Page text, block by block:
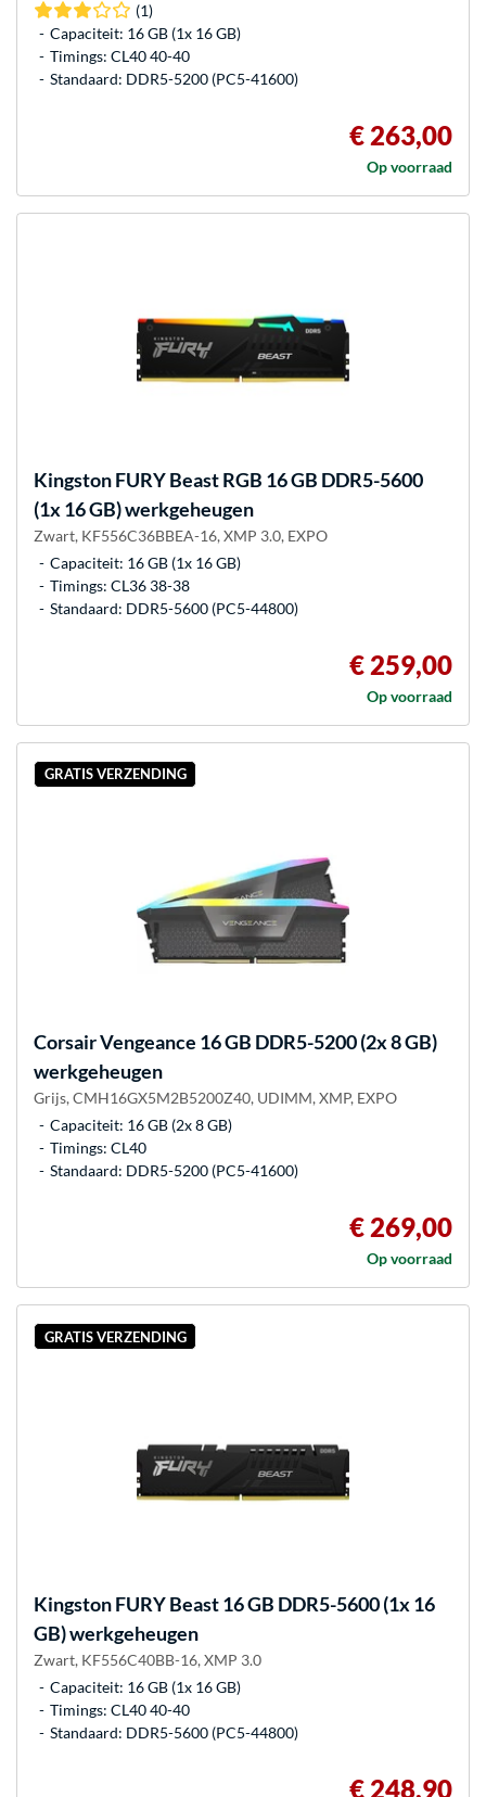
(1)
Capaciteit: 16 GB (1x 16 GB)
Timings: CL40 40-40
Standaard: DDR5-5200 (PC5-41600)
€ 263,00
Op voorraad
Kingston FURYBeast RGB 16 GB DDR5-5600
(1x 16 GB) werkgeheugen
Zwart, KF556C36BBEA-16, XMP 3.0, EXPO
Capaciteit: 16 GB (1x 16 GB)
Timings: CL36 38-38
Standaard: DDR5-5600 (PC5-44800)
€ 259,00
Op voorraad
GRATIS VERZENDING
CorsairVengeance 16 GB DDR5-5200 (2x 8 GB)
werkgeheugen
Grijs, CMH16GX5M2B5200Z40, UDIMM, XMP, EXPO
Capaciteit: 16 GB (2x 8 GB)
Timings: CL40
Standaard: DDR5-5200 (PC5-41600)
€ 269,00
Op voorraad
GRATIS VERZENDING
Kingston FURYBeast 16 GB DDR5-5600 (1x 16
GB) werkgeheugen
Zwart, KF556C40BB-16, XMP 3.0
Capaciteit: 16 GB (1x 16 GB)
Timings: CL40 40-40
Standaard: DDR5-5600 (PC5-44800)
€ 248,90